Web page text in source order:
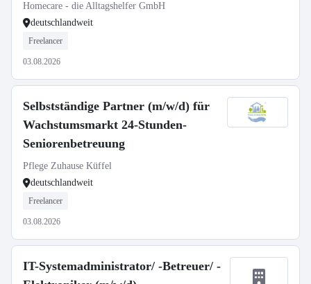
Homecare - die Alltagshelfer GmbH
deutschlandweit
Freelancer
03.08.2026
Selbstständige Partner (m/w/d) für
Wachstumsmarkt 24-Stunden-
Seniorenbetreuung
Pflege Zuhause Küffel
deutschlandweit
Freelancer
03.08.2026
IT-Systemadministrator/ -Betreuer/ -